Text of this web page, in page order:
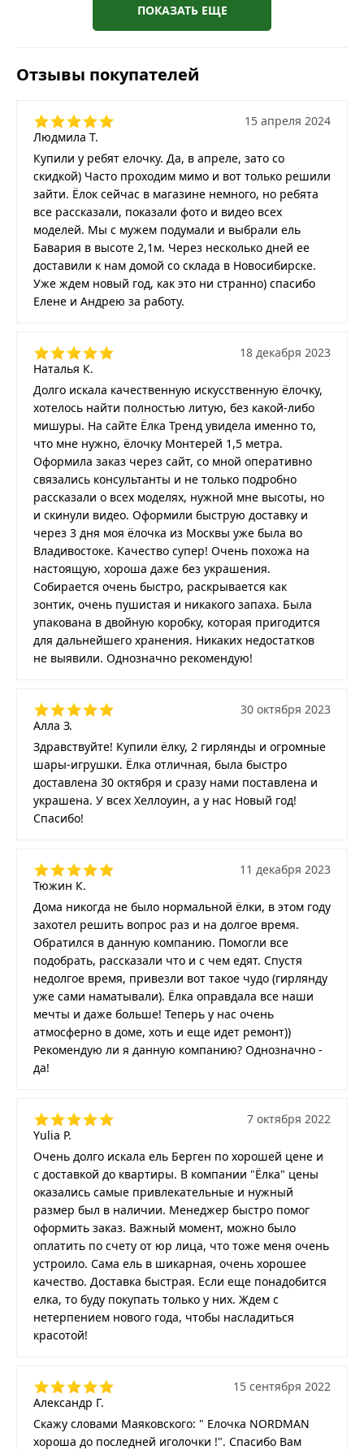
ПОКАЗАТЬ ЕЩЕ
Отзывы покупателей
Людмила Т.
15 апреля 2024
Купили у ребят елочку. Да, в апреле, зато со
скидкой) Часто проходим мимо и вот только решили
зайти. Ёлок сейчас в магазине немного, но ребята
все рассказали, показали фото и видео всех
моделей. Мы с мужем подумали и выбрали ель
Бавария в высоте 2,1м. Через несколько дней ее
доставили к нам домой со склада в Новосибирске.
Уже ждем новый год, как это ни странно) спасибо
Елене и Андрею за работу.
Наталья К.
18 декабря 2023
Долго искала качественную искусственную ёлочку,
хотелось найти полностью литую, без какой-либо
мишуры. На сайте Ёлка Тренд увидела именно то,
что мне нужно, ёлочку Монтерей 1,5 метра.
Оформила заказ через сайт, со мной оперативно
связались консультанты и не только подробно
рассказали о всех моделях, нужной мне высоты, но
и скинули видео. Оформили быструю доставку и
через 3 дня моя ёлочка из Москвы уже была во
Владивостоке. Качество супер! Очень похожа на
настоящую, хороша даже без украшения.
Собирается очень быстро, раскрывается как
зонтик, очень пушистая и никакого запаха. Была
упакована в двойную коробку, которая пригодится
для дальнейшего хранения. Никаких недостатков
не выявили. Однозначно рекомендую!
Алла З.
30 октября 2023
Здравствуйте! Купили ёлку, 2 гирлянды и огромные
шары-игрушки. Ёлка отличная, была быстро
доставлена 30 октября и сразу нами поставлена и
украшена. У всех Хеллоуин, а у нас Новый год!
Спасибо!
Тюжин К.
11 декабря 2023
Дома никогда не было нормальной ёлки, в этом году
захотел решить вопрос раз и на долгое время.
Обратился в данную компанию. Помогли все
подобрать, рассказали что и с чем едят. Спустя
недолгое время, привезли вот такое чудо (гирлянду
уже сами наматывали). Ёлка оправдала все наши
мечты и даже больше! Теперь у нас очень
атмосферно в доме, хоть и еще идет ремонт))
Рекомендую ли я данную компанию? Однозначно -
да!
Yulia P.
7 октября 2022
Очень долго искала ель Берген по хорошей цене и
с доставкой до квартиры. В компании "Ёлка" цены
оказались самые привлекательные и нужный
размер был в наличии. Менеджер быстро помог
оформить заказ. Важный момент, можно было
оплатить по счету от юр лица, что тоже меня очень
устроило. Сама ель в шикарная, очень хорошее
качество. Доставка быстрая. Если еще понадобится
елка, то буду покупать только у них. Ждем с
нетерпением нового года, чтобы насладиться
красотой!
Александр Г.
15 сентября 2022
Скажу словами Маяковского: " Елочка NORDMAN
хороша до последней иголочки !". Спасибо Вам